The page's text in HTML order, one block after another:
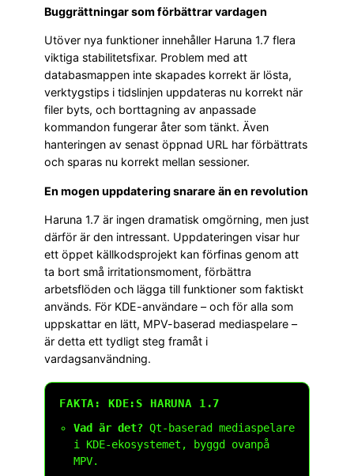
Buggrättningar som förbättrar vardagen
Utöver nya funktioner innehåller Haruna 1.7 flera
viktiga stabilitetsfixar. Problem med att
databasmappen inte skapades korrekt är lösta,
verktygstips i tidslinjen uppdateras nu korrekt när
filer byts, och borttagning av anpassade
kommandon fungerar åter som tänkt. Även
hanteringen av senast öppnad URL har förbättrats
och sparas nu korrekt mellan sessioner.
En mogen uppdatering snarare än en revolution
Haruna 1.7 är ingen dramatisk omgörning, men just
därför är den intressant. Uppdateringen visar hur
ett öppet källkodsprojekt kan förfinas genom att
ta bort små irritationsmoment, förbättra
arbetsflöden och lägga till funktioner som faktiskt
används. För KDE-användare – och för alla som
uppskattar en lätt, MPV-baserad mediaspelare –
är detta ett tydligt steg framåt i
vardagsanvändning.
FAKTA: KDE:S HARUNA 1.7
Vad är det? Qt-baserad mediaspelare
i KDE-ekosystemet, byggd ovanpå
MPV.